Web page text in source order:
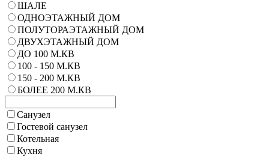
ШАЛЕ
ОДНОЭТАЖНЫЙ ДОМ
ПОЛУТОРАЭТАЖНЫЙ ДОМ
ДВУХЭТАЖНЫЙ ДОМ
ДО 100 М.КВ
100 - 150 М.КВ
150 - 200 М.КВ
БОЛЕЕ 200 М.КВ
Санузел
Гостевой санузел
Котельная
Кухня